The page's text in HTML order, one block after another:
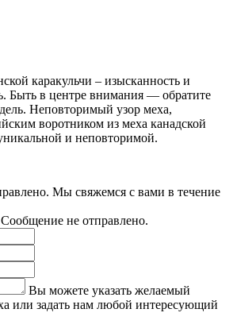
каракульчи – изысканность и
Быть в центре внимания — обратите
Неповторимый узор меха,
воротником из меха канадской
и неповторимой.
Мы свяжемся с вами в течение
не отправлено.
Вы можете указать желаемый
или задать нам любой интересующий